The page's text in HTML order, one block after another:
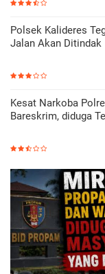
Polsek Kalideres
Jalan Akan Ditindak
Kesat Narkoba
Bareskrim, diduga